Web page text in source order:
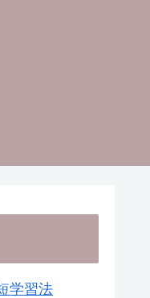
学習法